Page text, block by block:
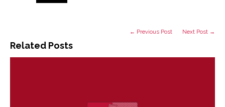
Related Posts
← Previous Post Next Post →